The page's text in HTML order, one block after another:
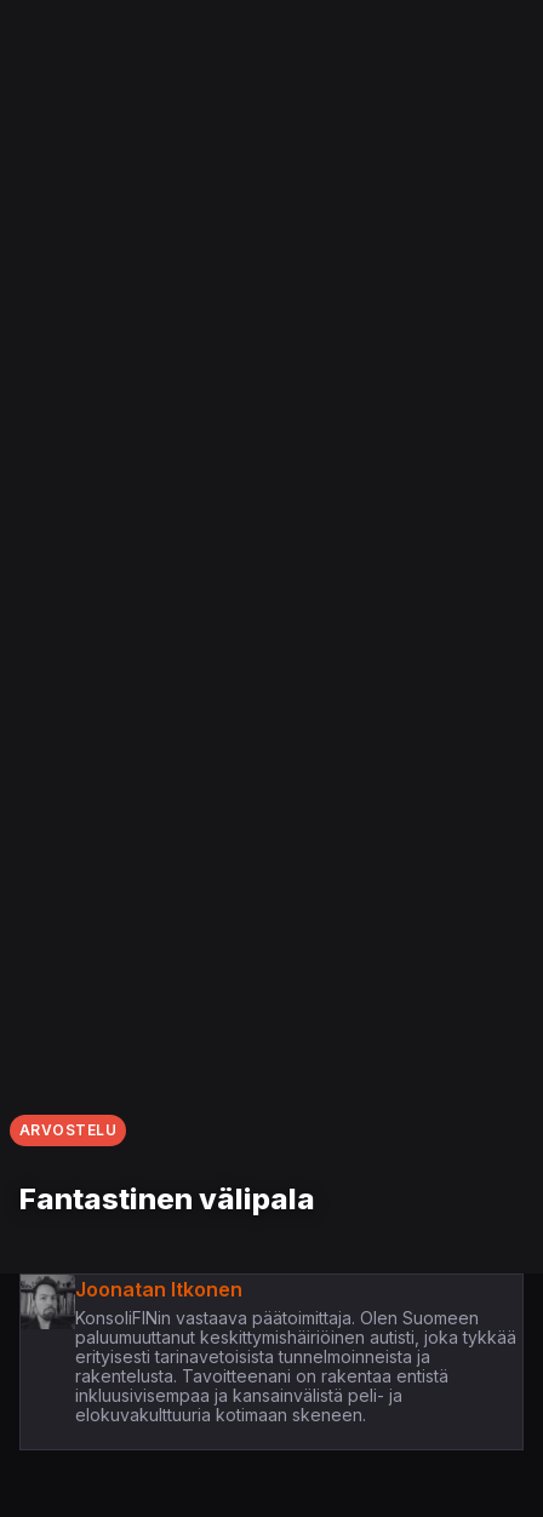
ARVOSTELU
Fantastinen välipala
Joonatan Itkonen
KonsoliFINin vastaava päätoimittaja. Olen Suomeen
paluumuuttanut keskittymishäiriöinen autisti, joka tykkää
erityisesti tarinavetoisista tunnelmoinneista ja
rakentelusta. Tavoitteenani on rakentaa entistä
inkluusivisempaa ja kansainvälistä peli- ja
elokuvakulttuuria kotimaan skeneen.